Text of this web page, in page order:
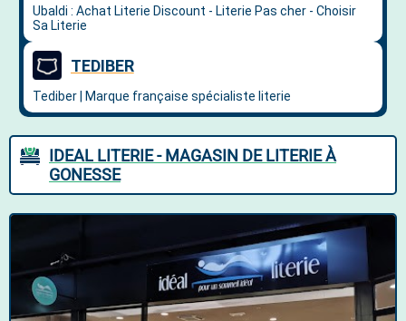
IDEAL LITERIE - MAGASIN DE LITERIE À
GONESSE